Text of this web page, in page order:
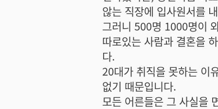
않는 직장에 입사원서를
그러니 500명 1000명이
따로있는 사람과 결혼을
다.
20대가 취직을 못하는 이
없기 때문입니다.
모든 어른들은 그 사실을